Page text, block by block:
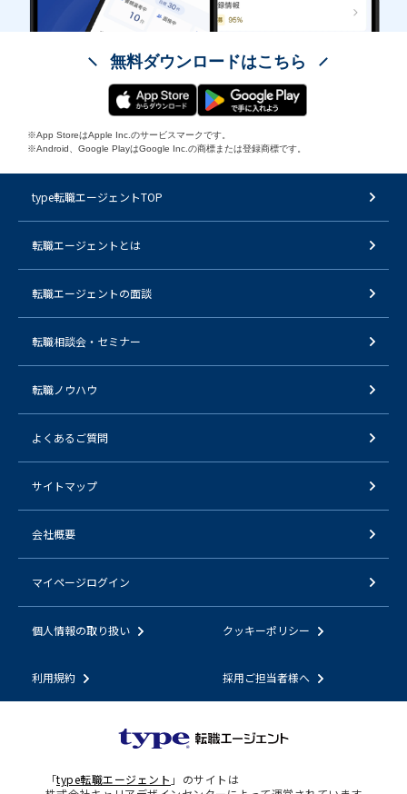
無料ダウンロードはこちら
※App StoreはApple Inc.のサービスマークです。
※Android、Google PlayはGoogle Inc.の商標または登録商標です。
type転職エージェントTOP
転職エージェントとは
転職エージェントの面談
転職相談会・セミナー
転職ノウハウ
よくあるご質問
サイトマップ
会社概要
マイページログイン
個人情報の取り扱い クッキーポリシー
利用規約 採用ご担当者様へ
「type転職エージェント 」のサイトは